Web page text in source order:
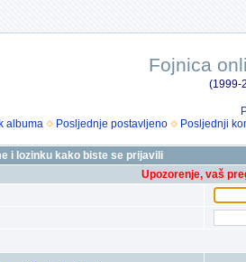
Fojnica
(1999-
albuma
Posljednje postavljeno Posljednji
i lozinku kako biste se prijavili
Upozorenje, vaš